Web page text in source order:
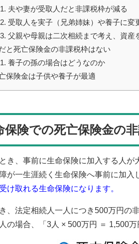
夫や妻が受取人だと非課税枠が減る
受取人を実子（兄弟姉妹）や養子に変
父親や母親は二次相続まで考え、資産
と死亡保険金の非課税枠はない
養子の孫の場合はどうなのか
保険金は子供や養子が最適
保険での死亡保険金の
き、事前に生命保険に加入する人
が一生涯続く生命保険へ事前に加入
け取れる生命保険になります。
、法定相続人一人につき500万円の
の場合、「3人 × 500万円 ＝ 1,500